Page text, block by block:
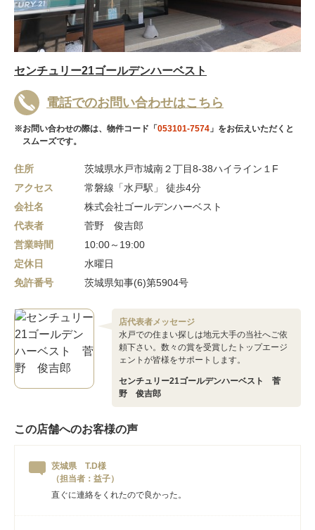
センチュリー21ゴールデンハーベスト
電話でのお問い合わせはこちら
※お問い合わせの際は、物件コード「 053101-7574 」をお伝えいただくと
スムーズです。
住所
茨城県水戸市城南２丁目8-38ハイライン１F
アクセス
常磐線「水戸駅」 徒歩4分
会社名
株式会社ゴールデンハーベスト
代表者
菅野 俊吉郎
営業時間
10:00～19:00
定休日
水曜日
免許番号
茨城県知事(6)第5904号
店代表者メッセージ
水戸での住まい探しは地元大手の当社へご依
頼下さい。数々の賞を受賞したトップエージ
ェントが皆様をサポートします。
センチュリー21ゴールデンハーベスト 菅
野 俊吉郎
この店舗へのお客様の声
茨城県 T.D様
（担当者：益子）
直ぐに連絡をくれたので良かった。